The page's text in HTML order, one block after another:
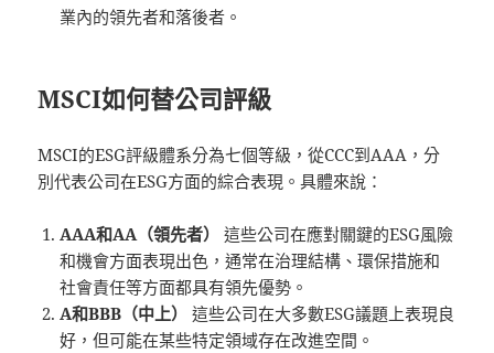
業內的領先者和落後者。
MSCI如何替公司評級
MSCI的ESG評級體系分為七個等級，從CCC到AAA，分
別代表公司在ESG方面的綜合表現。具體來說：
AAA和AA（領先者）
這些公司在應對關鍵的ESG風險
和機會方面表現出色，通常在治理結構、環保措施和
社會責任等方面都具有領先優勢。
A和BBB（中上）
這些公司在大多數ESG議題上表現良
好，但可能在某些特定領域存在改進空間。